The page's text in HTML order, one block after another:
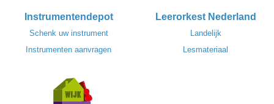
Instrumentendepot
Schenk uw instrument
Instrumenten aanvragen
Leerorkest Nederland
Landelijk
Lesmateriaal